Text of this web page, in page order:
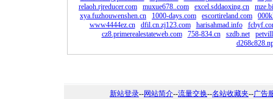
relaoh.rjreducer.com
muxue678..com excel.sddaoxing.cn
xya.fuzhouwenshen.cn
1000-days.com escortireland.com
www4444ez.cn
dfil.cn.zj123.com harisahmad.info
cz8.primerealestateweb.com
758-834.cn szdb.net
新站登录--网站简介--流量交换--名站收藏夹--广告